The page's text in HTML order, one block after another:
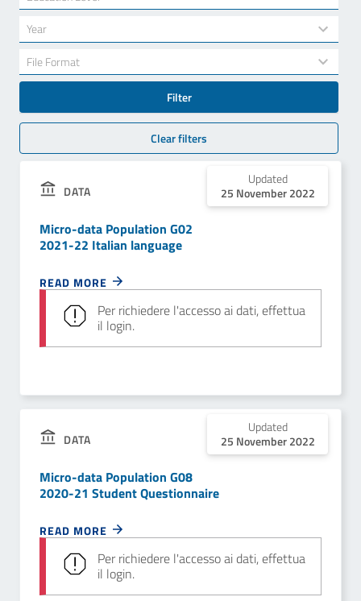
results
available
Year
34
results
available
File Format
results
available
Filter
Clear filters
DATA
Updated
25 November 2022
Micro-data Population G02
2021-22 Italian language
READ MORE
Per richiedere l'accesso ai dati, effettua
il login.
DATA
Updated
25 November 2022
Micro-data Population G08
2020-21 Student Questionnaire
READ MORE
Per richiedere l'accesso ai dati, effettua
il login.